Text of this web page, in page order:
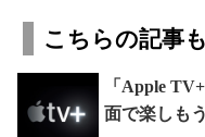
こちらの記事
「Apple
面で楽しもう